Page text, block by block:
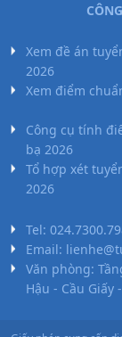
Xem đề án
2026
Xem điểm
Công cụ tính
bạ 2026
Tổ hợp xét
2026
Tel:
Email:
Văn phòng:
Hậu - Cầu Giấy